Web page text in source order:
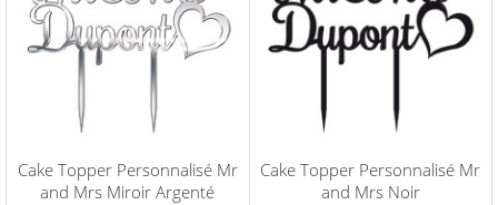
Cake Topper Personnalisé Mr
and Mrs Miroir Argenté
Cake Topper Personnalisé Mr
and Mrs Noir